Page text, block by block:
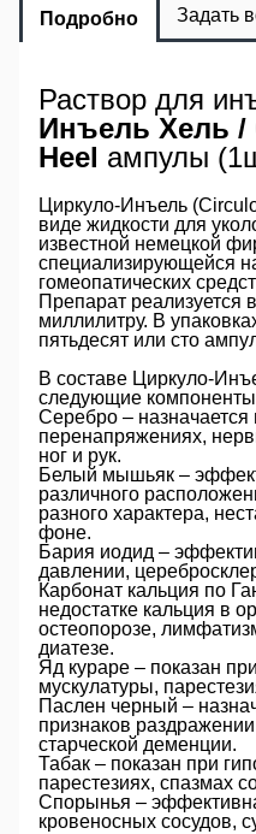
Подробно Задать
Раствор для
Инъель Хель /
Heel ампулы
Циркуло-Инъель
виде жидкости для
известной немецкой
специализирующейся
гомеопатических
Препарат реализуется
миллилитру. В
пятьдесят или сто
В составе Циркуло-
следующие
Серебро –
перенапряжениях,
ног и рук.
Белый мышьяк –
различного
разного характера,
фоне.
Бария иодид –
давлении,
Карбонат кальция по
недостатке кальция в
остеопорозе,
диатезе.
Яд кураре – показан
мускулатуры,
Паслен черный –
признаков
старческой деменции.
Табак – показан при
парестезиях, спазмах
Спорынья –
кровеносных сосудов,